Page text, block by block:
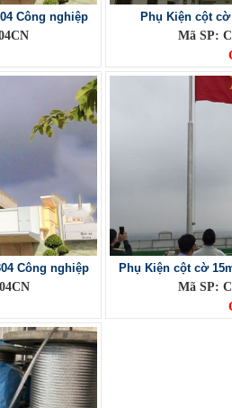
Công nghiệp
Phụ Kiện cột
Mã SP:
Công nghiệp
Phụ Kiện cột cờ
Mã SP: